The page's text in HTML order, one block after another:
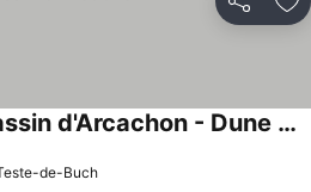
Partager
All Suites Hôtel - Bassin d'Arcachon - Dune du Pilat
de-Buch